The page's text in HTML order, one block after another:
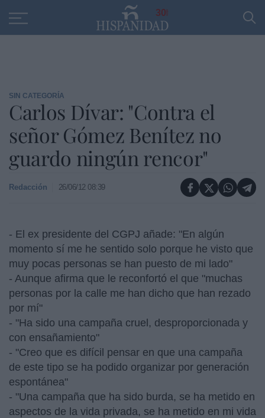
30
SIN CATEGORÍA
Carlos Dívar: "Contra el
señor Gómez Benítez no
guardo ningún rencor"
Redacción 26/06/12 08:39
- El ex presidente del CGPJ añade: "En algún
momento sí me he sentido solo porque he visto que
muy pocas personas se han puesto de mi lado"
- Aunque afirma que le reconfortó el que "muchas
personas por la calle me han dicho que han rezado
por mí"
- "Ha sido una campaña cruel, desproporcionada y
con ensañamiento"
- "Creo que es difícil pensar en que una campaña
de este tipo se ha podido organizar por generación
espontánea"
- "Una campaña que ha sido burda, se ha metido en
aspectos de la vida privada, se ha metido en mi vida